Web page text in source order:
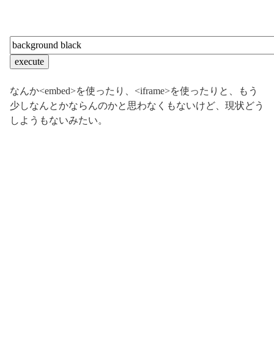
なんか<embed>を使ったり、<iframe>を使ったりと、もう
少しなんとかならんのかと思わなくもないけど、現状どう
しようもないみたい。